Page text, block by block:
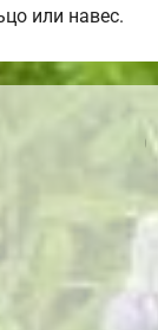
или навес.